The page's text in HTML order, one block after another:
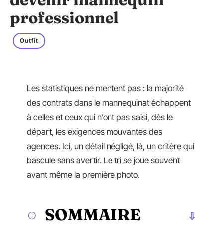
professionnel
Outfit
Les statistiques ne mentent pas : la majorité
des contrats dans le mannequinat échappent
à celles et ceux qui n’ont pas saisi, dès le
départ, les exigences mouvantes des
agences. Ici, un détail négligé, là, un critère qui
bascule sans avertir. Le tri se joue souvent
avant même la première photo.
SOMMAIRE